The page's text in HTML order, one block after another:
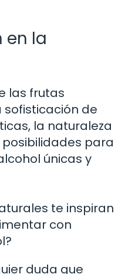
en la
las frutas
de
la naturaleza
para
únicas y
te inspiran
con
duda que